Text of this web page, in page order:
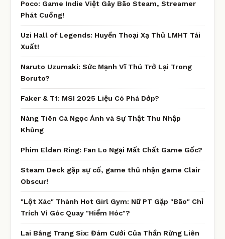
Poco: Game Indie Việt Gây Bão Steam, Streamer
Phát Cuồng!
Uzi Hall of Legends: Huyền Thoại Xạ Thủ LMHT Tái
Xuất!
Naruto Uzumaki: Sức Mạnh Vĩ Thú Trở Lại Trong
Boruto?
Faker & T1: MSI 2025 Liệu Có Phá Dớp?
Nàng Tiên Cá Ngọc Ánh và Sự Thật Thu Nhập
Khủng
Phim Elden Ring: Fan Lo Ngại Mất Chất Game Gốc?
Steam Deck gặp sự cố, game thủ nhận game Clair
Obscur!
"Lột Xác" Thành Hot Girl Gym: Nữ PT Gặp "Bão" Chỉ
Trích Vì Góc Quay "Hiểm Hóc"?
Lai Bâng Trang Six: Đám Cưới Của Thần Rừng Liên